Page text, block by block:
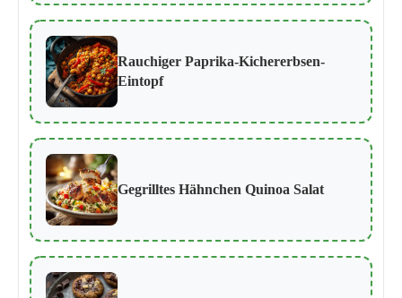
Rauchiger Paprika-Kichererbsen-
Eintopf
Gegrilltes Hähnchen Quinoa Salat